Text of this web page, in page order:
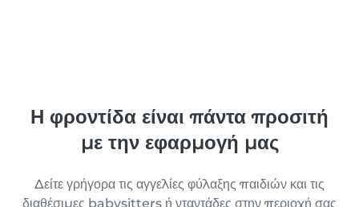
Η φροντίδα είναι πάντα προσιτή
με την εφαρμογή μας
Δείτε γρήγορα τις αγγελίες φύλαξης παιδιών και τις
διαθέσιμες babysitters ή νταντάδες στην περιοχή σας